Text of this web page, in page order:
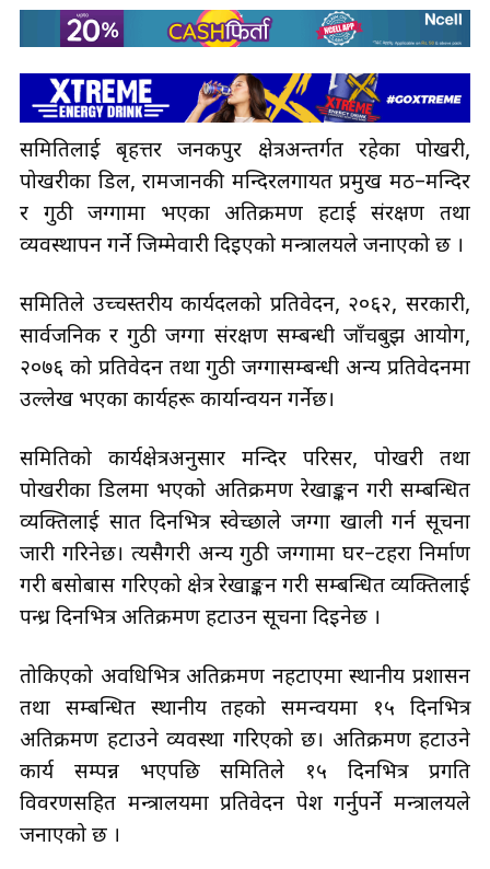
समितिलाई बृहत्तर जनकपुर क्षेत्रअन्तर्गत रहेका पोखरी,
पोखरीका डिल, रामजानकी मन्दिरलगायत प्रमुख मठ–मन्दिर
र गुठी जग्गामा भएका अतिक्रमण हटाई संरक्षण तथा
व्यवस्थापन गर्ने जिम्मेवारी दिइएको मन्त्रालयले जनाएको छ ।
समितिले उच्चस्तरीय कार्यदलको प्रतिवेदन, २०६२, सरकारी,
सार्वजनिक र गुठी जग्गा संरक्षण सम्बन्धी जाँचबुझ आयोग,
२०७६ को प्रतिवेदन तथा गुठी जग्गासम्बन्धी अन्य प्रतिवेदनमा
उल्लेख भएका कार्यहरू कार्यान्वयन गर्नेछ।
समितिको कार्यक्षेत्रअनुसार मन्दिर परिसर, पोखरी तथा
पोखरीका डिलमा भएको अतिक्रमण रेखाङ्कन गरी सम्बन्धित
व्यक्तिलाई सात दिनभित्र स्वेच्छाले जग्गा खाली गर्न सूचना
जारी गरिनेछ। त्यसैगरी अन्य गुठी जग्गामा घर–टहरा निर्माण
गरी बसोबास गरिएको क्षेत्र रेखाङ्कन गरी सम्बन्धित व्यक्तिलाई
पन्ध्र दिनभित्र अतिक्रमण हटाउन सूचना दिइनेछ ।
तोकिएको अवधिभित्र अतिक्रमण नहटाएमा स्थानीय प्रशासन
तथा सम्बन्धित स्थानीय तहको समन्वयमा १५ दिनभित्र
अतिक्रमण हटाउने व्यवस्था गरिएको छ। अतिक्रमण हटाउने
कार्य सम्पन्न भएपछि समितिले १५ दिनभित्र प्रगति
विवरणसहित मन्त्रालयमा प्रतिवेदन पेश गर्नुपर्ने मन्त्रालयले
जनाएको छ ।